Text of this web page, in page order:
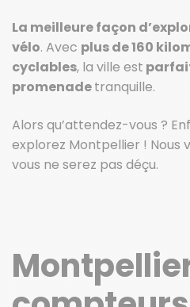
La meilleure façon
vélo. Avec plus de 160
cyclables, la ville est
promenadetranquille.
Alors qu’attendez-vous ?
explorez Montpellier ! Nous
vous ne serez pas déçu.